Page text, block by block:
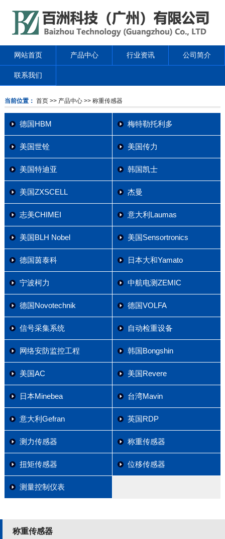
网站首页 产品中心 行业资讯 公司简介
联系我们
当前位置： 首页 >> 产品中心>> 称重传感器
德国HBM 梅特勒托利多
美国世铨 美国传力
美国特迪亚 韩国凯士
美国ZXSCELL 杰曼
志美CHIMEI 意大利Laumas
美国BLH Nobel 美国Sensortronics
德国茵泰科 日本大和Yamato
宁波柯力 中航电测ZEMIC
德国Novotechnik 德国VOLFA
信号采集系统 自动检重设备
网络安防监控工程 韩国Bongshin
美国AC 美国Revere
日本Minebea 台湾Mavin
意大利Gefran 英国RDP
测力传感器 称重传感器
扭矩传感器 位移传感器
测量控制仪表
称重传感器